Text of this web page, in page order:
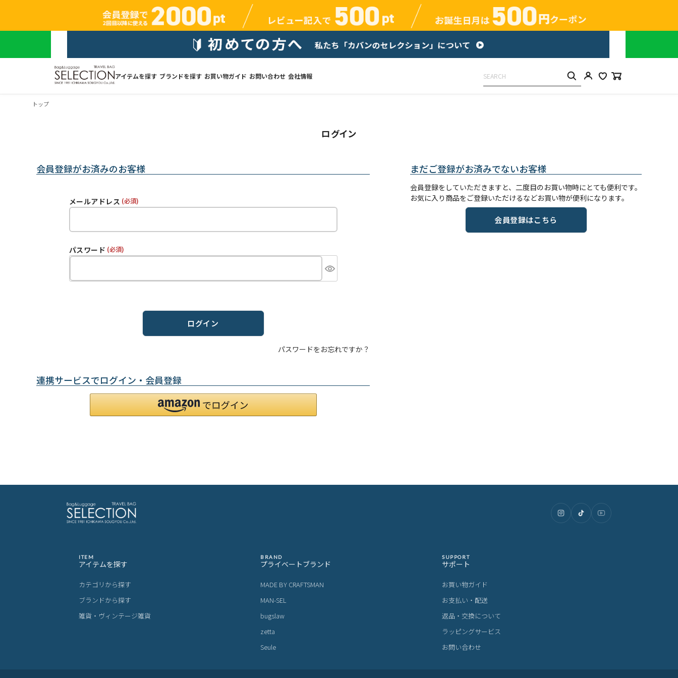
アイテムを探す ブランドを探す お買い物ガイド お問い合わせ 会社情報
トップ
ログイン
会員登録がお済みのお客様
メールアドレス (必須)
パスワード (必須)
ログイン
パスワードをお忘れですか？
連携サービスでログイン・会員登録
まだご登録がお済みでないお客様
会員登録をしていただきますと、二度目のお買い物時にとても便利です。
お気に入り商品をご登録いただけるなどお買い物が便利になります。
会員登録はこちら
ITEM
アイテムを探す
カテゴリから探す
ブランドから探す
雑貨・ヴィンテージ雑貨
BRAND
プライベートブランド
MADE BY CRAFTSMAN
MAN-SEL
bugslaw
zetta
Seule
SUPPORT
サポート
お買い物ガイド
お支払い・配送
返品・交換について
ラッピングサービス
お問い合わせ